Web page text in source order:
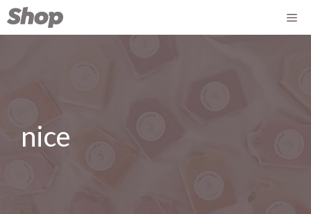
nice